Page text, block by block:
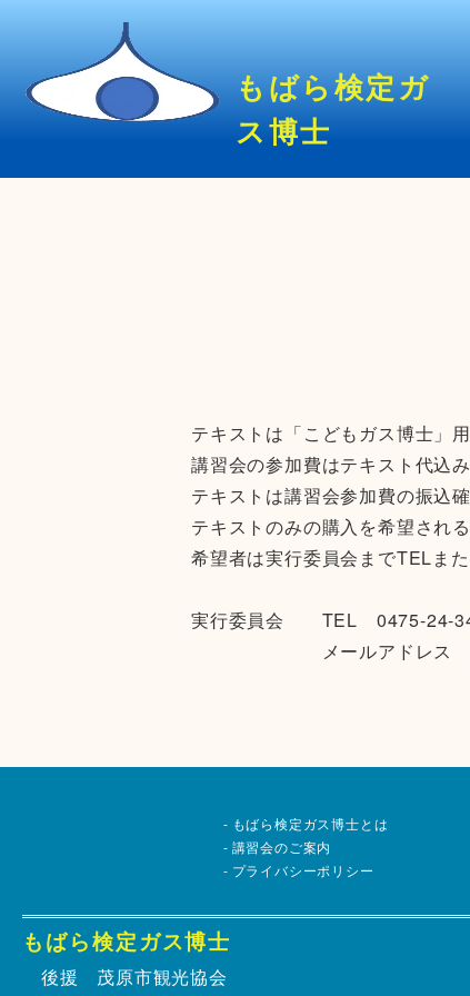
もばら検定ガ
ス博士
テキストは「こどもガス博士」
講習会の参加費はテキスト代
テキストは講習会参加費の振込
テキストのみの購入を希望され
希望者は実行委員会までTELま
実行委員会 TEL
0475-24-
メールアドレ
もばら検定ガス博士とは
講習会のご案内
プライバシーポリシー
もばら検定ガス博士
後援 茂原市観光協会